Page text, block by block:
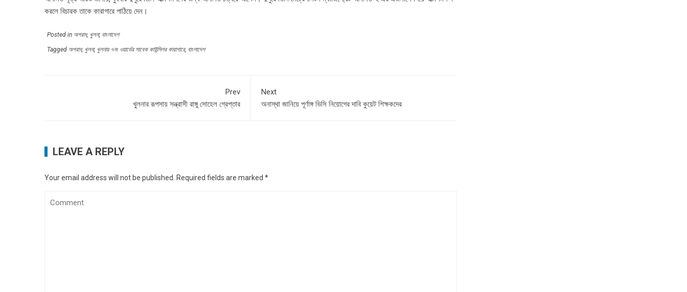
করলে বিচারক তাকে কারাগারে পাঠিয়ে দেন।
Posted in অপরাধ, খুলনা, বাংলাদেশ
Tagged অপরাধ, খুলনা, খুলনায় ৭নং ওয়ার্ডের সাবেক কাউন্সিলর কারাগারে, বাংলাদেশ
Prev
খুলনার রূপসায় সন্ত্রাসী রাঙ্গু সোহেল গ্রেপ্তার
Next
অনাস্থা জানিয়ে পূর্ণাঙ্গ ভিসি নিয়োগের দাবি কুয়েট শিক্ষকদের
LEAVE A REPLY
Your email address will not be published. Required fields are marked *